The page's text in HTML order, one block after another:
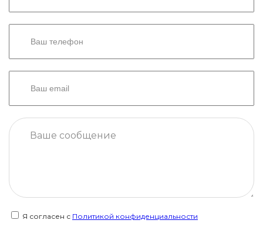
Я согласен с Политикой конфиденциальности